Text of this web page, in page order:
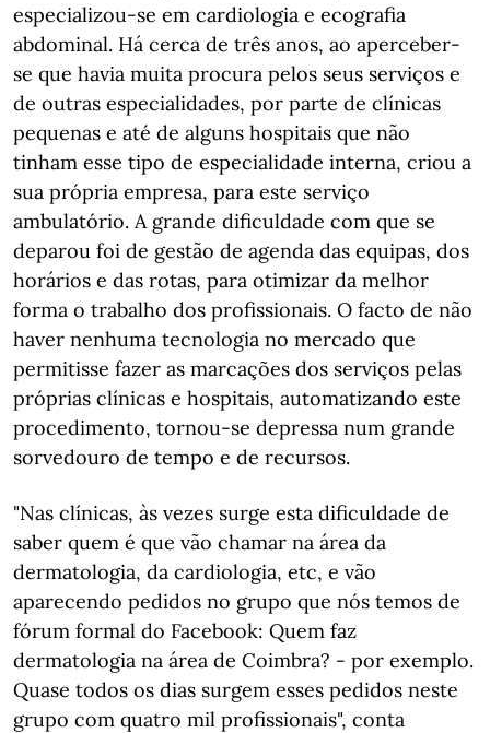
especializou-se em cardiologia e ecografia
abdominal. Há cerca de três anos, ao aperceber-
se que havia muita procura pelos seus serviços e
de outras especialidades, por parte de clínicas
pequenas e até de alguns hospitais que não
tinham esse tipo de especialidade interna, criou a
sua própria empresa, para este serviço
ambulatório. A grande dificuldade com que se
deparou foi de gestão de agenda das equipas, dos
horários e das rotas, para otimizar da melhor
forma o trabalho dos profissionais. O facto de não
haver nenhuma tecnologia no mercado que
permitisse fazer as marcações dos serviços pelas
próprias clínicas e hospitais, automatizando este
procedimento, tornou-se depressa num grande
sorvedouro de tempo e de recursos.
"Nas clínicas, às vezes surge esta dificuldade de
saber quem é que vão chamar na área da
dermatologia, da cardiologia, etc, e vão
aparecendo pedidos no grupo que nós temos de
fórum formal do Facebook: Quem faz
dermatologia na área de Coimbra? - por exemplo.
Quase todos os dias surgem esses pedidos neste
grupo com quatro mil profissionais", conta